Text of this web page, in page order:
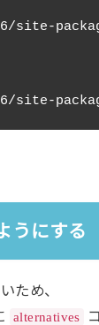
うにする
ため、
alternatives